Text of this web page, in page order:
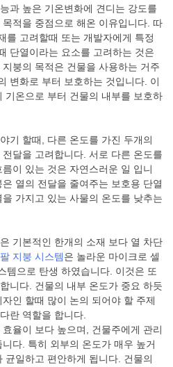
과 높은 기온변화에 견디는 강도를
적을 중점으로 해온 이유입니다. 따
를 고려할때 또는 개발자에게 특정
단열이라는 요소를 고려하는 것은
붕의 목적은 건물을 사용하는 거주
변화로 부터 보호하는 것입니다. 이
기온으로 부터 건물의 내부를 보호하
기 할때, 다른 온도를 가진 두개의
달을 고려합니다. 서로 다른 온도를
이 있는 것은 자연스러운 일 입니
열의 전달을 줄여주는 보호용 단열
가지고 있는 사물의 온도를 낮추는
기본적인 한개의 소재 보다 열 차단
지붕 시스템은 놀라운 마이크로 셀
템으로 탄생 하였습니다. 이것은 또
니다. 건물의 내부 온도가 중요 하듯
인 할때 많이 논의 되어야 할 주제
란 역할을 합니다.
율이 보다 높으며, 건물주에게 관리
다. 특히 외부의 온도가 매우 높거
균일하고 편안하게 됩니다. 건물의